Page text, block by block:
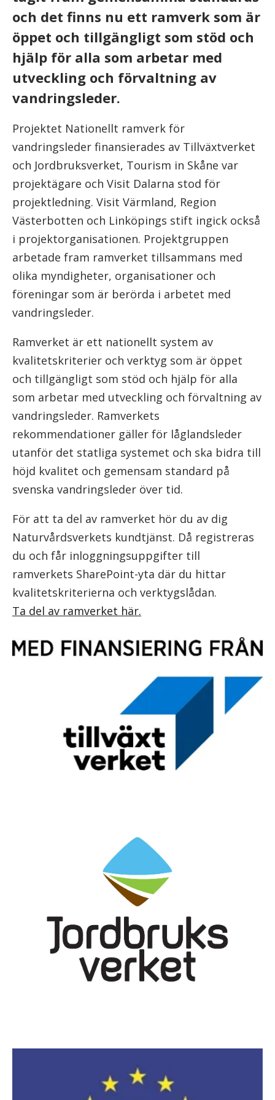
och det finns nu ett ramverk som är
öppet och tillgängligt som stöd och
hjälp för alla som arbetar med
utveckling och förvaltning av
vandringsleder.
Projektet Nationellt ramverk för
vandringsleder finansierades av Tillväxtverket
och Jordbruksverket, Tourism in Skåne var
projektägare och Visit Dalarna stod för
projektledning. Visit Värmland, Region
Västerbotten och Linköpings stift ingick också
i projektorganisationen. Projektgruppen
arbetade fram ramverket tillsammans med
olika myndigheter, organisationer och
föreningar som är berörda i arbetet med
vandringsleder.
Ramverket är ett nationellt system av
kvalitetskriterier och verktyg som är öppet
och tillgängligt som stöd och hjälp för alla
som arbetar med utveckling och förvaltning av
vandringsleder. Ramverkets
rekommendationer gäller för låglandsleder
utanför det statliga systemet och ska bidra till
höjd kvalitet och gemensam standard på
svenska vandringsleder över tid.
För att ta del av ramverket hör du av dig
Naturvårdsverkets kundtjänst. Då registreras
du och får inloggningsuppgifter till
ramverkets SharePoint-yta där du hittar
kvalitetskriterierna och verktygslådan.
Ta del av ramverket här.